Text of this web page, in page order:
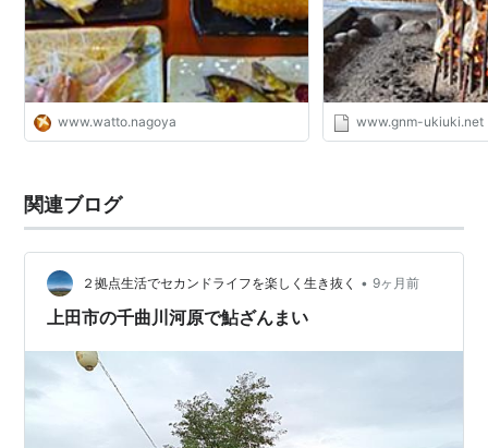
www.watto.nagoya www.gnm-ukiuki.net
関連ブログ
２拠点生活でセカンドライフを楽しく生き抜く • 9ヶ月前
上田市の千曲川河原で鮎ざんまい